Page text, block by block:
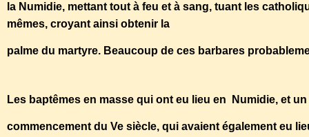
la Numidie, mettant tout à feu et à sang, tuant les
mêmes, croyant ainsi obtenir la
palme du martyre. Beaucoup de ces barbares
Les baptêmes en masse qui ont eu lieu en Numidie, et
commencement du Ve siècle, qui avaient également eu